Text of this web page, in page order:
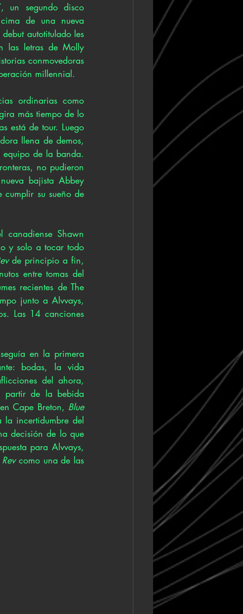
un segundo disco
de una nueva
autotitulado les
las letras de Molly
conmovedoras
millennial.
ordinarias como
más tiempo de lo
está de tour. Luego
llena de demos,
de la banda.
no pudieron
bajista Abbey
cumplir su sueño de
Shawn
y solo a tocar todo
de principio a fin,
entre tomas del
recientes de The
junto a Alvvays,
Las 14 canciones
en la primera
bodas, la vida
del ahora,
partir de la bebida
Cape Breton, Blue
incertidumbre del
decisión de lo que
para Alvvays,
como una de las